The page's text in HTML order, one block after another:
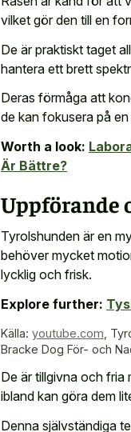
vilket gör den till en
De är praktiskt taget
hantera ett brett
Deras förmåga att
de kan fokusera på
Worth a look:
Är Bättre?
Uppförande
Tyrolshunden är en
behöver mycket
lycklig och frisk.
Explore further:
Källa: youtube.com
Bracke Dog För- och
De är tillgivna och fria
ibland kan göra dem
Denna självständiga